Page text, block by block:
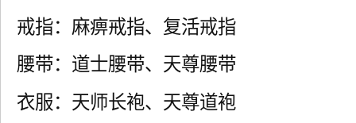
戒指：麻痹戒指、复活戒指
腰带：道士腰带、天尊腰带
衣服：天师长袍、天尊道袍